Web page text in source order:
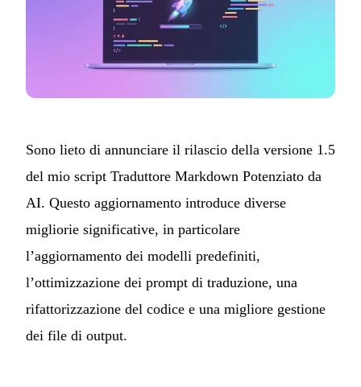
Sono lieto di annunciare il rilascio della versione 1.5
del mio script Traduttore Markdown Potenziato da
AI. Questo aggiornamento introduce diverse
migliorie significative, in particolare
l’aggiornamento dei modelli predefiniti,
l’ottimizzazione dei prompt di traduzione, una
rifattorizzazione del codice e una migliore gestione
dei file di output.